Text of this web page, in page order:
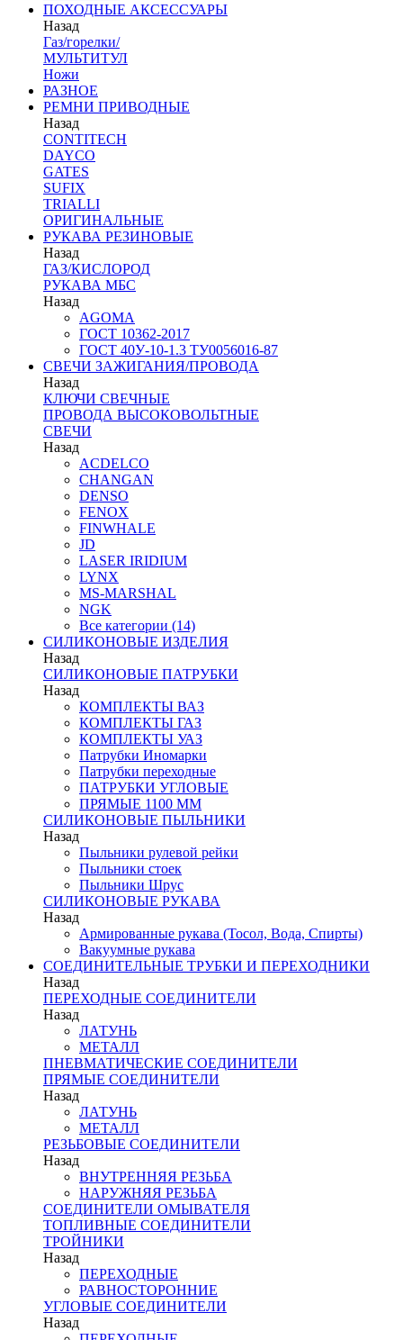
ПОХОДНЫЕ АКСЕССУАРЫ
Назад
Газ/горелки/
МУЛЬТИТУЛ
Ножи
РАЗНОЕ
РЕМНИ ПРИВОДНЫЕ
Назад
CONTITECH
DAYCO
GATES
SUFIX
TRIALLI
ОРИГИНАЛЬНЫЕ
РУКАВА РЕЗИНОВЫЕ
Назад
ГАЗ/КИСЛОРОД
РУКАВА МБС
Назад
AGOMA
ГОСТ 10362-2017
ГОСТ 40У-10-1.3 ТУ0056016-87
СВЕЧИ ЗАЖИГАНИЯ/ПРОВОДА
Назад
КЛЮЧИ СВЕЧНЫЕ
ПРОВОДА ВЫСОКОВОЛЬТНЫЕ
СВЕЧИ
Назад
ACDELCO
CHANGAN
DENSO
FENOX
FINWHALE
JD
LASER IRIDIUM
LYNX
MS-MARSHAL
NGK
Все категории (14)
СИЛИКОНОВЫЕ ИЗДЕЛИЯ
Назад
СИЛИКОНОВЫЕ ПАТРУБКИ
Назад
КОМПЛЕКТЫ ВАЗ
КОМПЛЕКТЫ ГАЗ
КОМПЛЕКТЫ УАЗ
Патрубки Иномарки
Патрубки переходные
ПАТРУБКИ УГЛОВЫЕ
ПРЯМЫЕ 1100 ММ
СИЛИКОНОВЫЕ ПЫЛЬНИКИ
Назад
Пыльники рулевой рейки
Пыльники стоек
Пыльники Шрус
СИЛИКОНОВЫЕ РУКАВА
Назад
Армированные рукава (Тосол, Вода, Спирты)
Вакуумные рукава
СОЕДИНИТЕЛЬНЫЕ ТРУБКИ И ПЕРЕХОДНИКИ
Назад
ПЕРЕХОДНЫЕ СОЕДИНИТЕЛИ
Назад
ЛАТУНЬ
МЕТАЛЛ
ПНЕВМАТИЧЕСКИЕ СОЕДИНИТЕЛИ
ПРЯМЫЕ СОЕДИНИТЕЛИ
Назад
ЛАТУНЬ
МЕТАЛЛ
РЕЗЬБОВЫЕ СОЕДИНИТЕЛИ
Назад
ВНУТРЕННЯЯ РЕЗЬБА
НАРУЖНЯЯ РЕЗЬБА
СОЕДИНИТЕЛИ ОМЫВАТЕЛЯ
ТОПЛИВНЫЕ СОЕДИНИТЕЛИ
ТРОЙНИКИ
Назад
ПЕРЕХОДНЫЕ
РАВНОСТОРОННИЕ
УГЛОВЫЕ СОЕДИНИТЕЛИ
Назад